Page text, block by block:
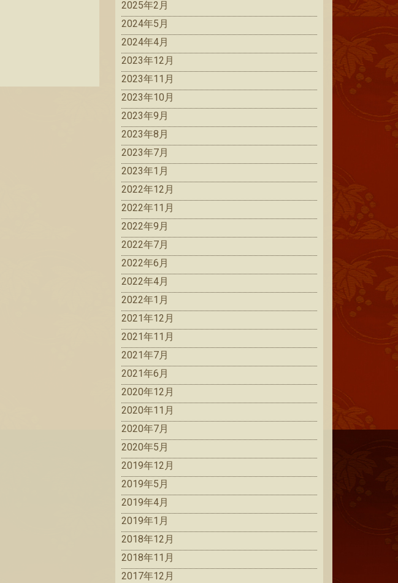
2025年2月
2024年5月
2024年4月
2023年12月
2023年11月
2023年10月
2023年9月
2023年8月
2023年7月
2023年1月
2022年12月
2022年11月
2022年9月
2022年7月
2022年6月
2022年4月
2022年1月
2021年12月
2021年11月
2021年7月
2021年6月
2020年12月
2020年11月
2020年7月
2020年5月
2019年12月
2019年5月
2019年4月
2019年1月
2018年12月
2018年11月
2017年12月